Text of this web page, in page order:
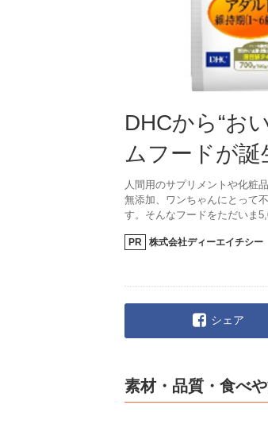
DHCから“お
ムフードが誕
人間用のサプリメントや化粧
無添加、ワンちゃんにとって
す。そんなフードをただいま
PR 株式会社ディーエイチシー
シェア
素材・品質・食べ